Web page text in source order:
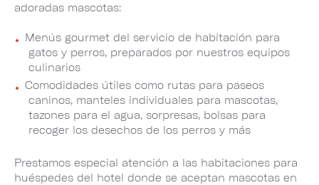
adoradas mascotas:
Menús gourmet del servicio de habitación para
gatos y perros, preparados por nuestros equipos
culinarios
Comodidades útiles como rutas para paseos
caninos, manteles individuales para mascotas,
tazones para el agua, sorpresas, bolsas para
recoger los desechos de los perros y más
Prestamos especial atención a las habitaciones para
huéspedes del hotel donde se aceptan mascotas en